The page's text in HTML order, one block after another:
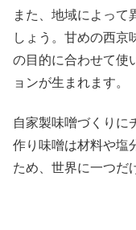
また、地域によって
しょう。甘めの西京
の目的に合わせて使
ョンが生まれます。
自家製味噌づくりに
作り味噌は材料や塩
ため、世界に一つだ